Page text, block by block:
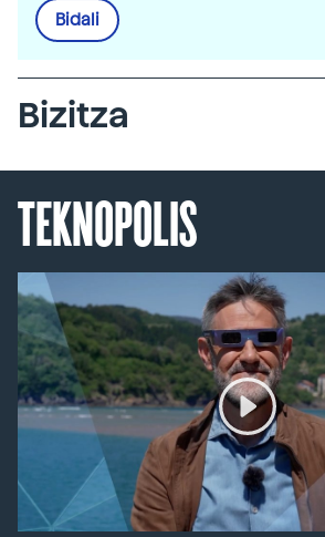
Bidali
Bizitza
TEKNOPOLIS